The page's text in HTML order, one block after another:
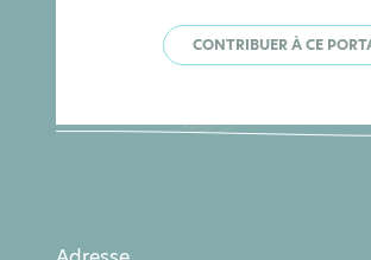
CONTRIBUER À CE